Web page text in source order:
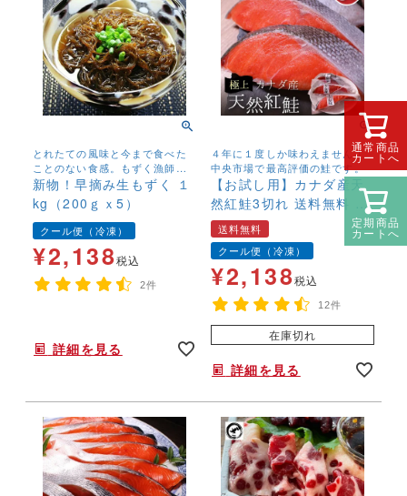
とれたての風味と今まで食べた
ことのない食感。もずく漁師し
か口にすることのできないもず
く。
新物！早摘み生もずく １
kg（200ｇｘ5）
クール便（冷凍）
¥2,138税込
2件
詳細を見る
４年に１度しか味わえません！
中央市場で最高評価の鮭です。
【お試し用】カナダ産天
然紅鮭3切れ 送料無料 高
級鮭 塩鮭 新巻鮭 さけ サ
ケ しゃけ
送料無料
クール便（冷凍）
¥2,138税込
12件
在庫切れ
詳細を見る
通常商品
カートへ
定期商品
カートへ